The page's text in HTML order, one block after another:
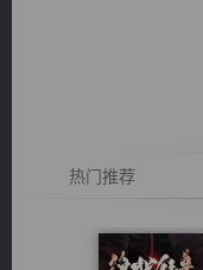
热门推荐